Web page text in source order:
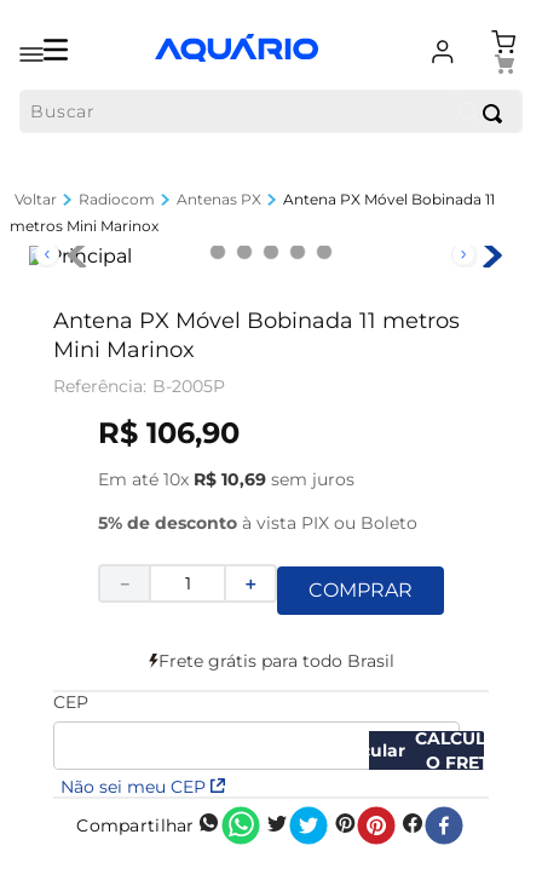
Radiocom Antenas PX
Antena PX Móvel Bobinada 11
metros Mini Marinox
Antena PX Móvel Bobinada 11 metros
Mini Marinox
B-2005P
R$ 106,90
Em até 10x R$ 10,69 sem juros
5% de desconto à vista PIX ou Boleto
＋
－ COMPRAR
Frete grátis para todo Brasil
CEP
Não sei meu CEP
CALCULAR
O FRETE
Compartilhar